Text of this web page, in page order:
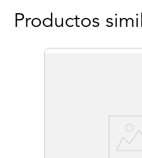
Productos